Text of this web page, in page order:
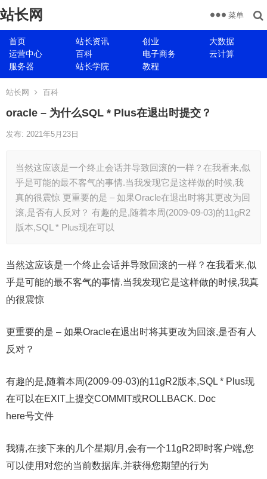
站长网
首页 站长资讯 创业
大数据
运营中心
百科 电子商务
云计算
服务器
站长学院 教程
菜单
站长网 百科
oracle – 为什么SQL * Plus在退出时提交？
发布: 2021年5月23日
当然这应该是一个终止会话并导致回滚的一样？在我看来,似
乎是可能的最不客气的事情.当我发现它是这样做的时候,我
真的很震惊 更重要的是 – 如果Oracle在退出时将其更改为回
滚,是否有人反对？ 有趣的是,随着本周(2009-09-03)的11gR2
版本,SQL * Plus现在可以
当然这应该是一个终止会话并导致回滚的一样？在我看来,似
乎是可能的最不客气的事情.当我发现它是这样做的时候,我真
的很震惊
更重要的是 – 如果Oracle在退出时将其更改为回滚,是否有人
反对？
有趣的是,随着本周(2009-09-03)的11gR2版本,SQL * Plus现
在可以在EXIT上提交COMMIT或ROLLBACK. Doc
here号文件
我猜,在接下来的几个星期/月,会有一个11gR2即时客户端,您
可以使用对您的当前数据库,并获得您期望的行为